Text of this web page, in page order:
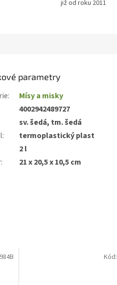
již od roku 2011
parametry
:
Mísy a misky
4002942489727
sv. šedá, tm. šedá
:
termoplastický plast
2 l
: 21 x 20,5 x 10,5 cm
Kód: